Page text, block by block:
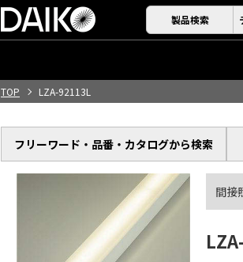
製品検索
TOP
LZA-92113L
フリーワード・品番・ カタログから検索
間接